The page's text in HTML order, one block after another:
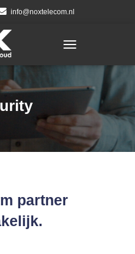
info@noxtelecom.nl
partner